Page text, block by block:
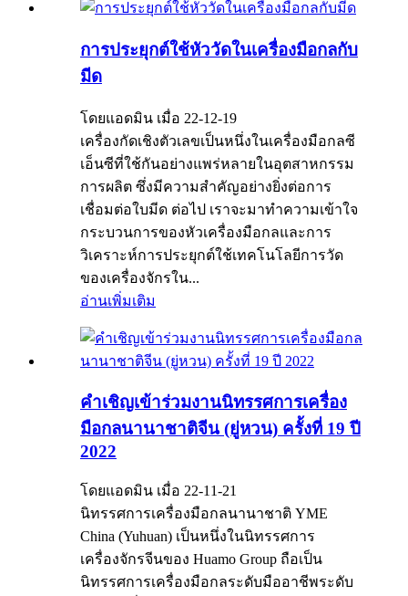
การประยุกต์ใช้หัววัดในเครื่องมือกลกับ
มีด
โดยแอดมิน เมื่อ 22-12-19
เครื่องกัดเชิงตัวเลขเป็นหนึ่งในเครื่องมือกลซี
เอ็นซีที่ใช้กันอย่างแพร่หลายในอุตสาหกรรม
การผลิต ซึ่งมีความสำคัญอย่างยิ่งต่อการ
เชื่อมต่อใบมีด ต่อไป เราจะมาทำความเข้าใจ
กระบวนการของหัวเครื่องมือกลและการ
วิเคราะห์การประยุกต์ใช้เทคโนโลยีการวัด
ของเครื่องจักรใน...
อ่านเพิ่มเติม
คำเชิญเข้าร่วมงานนิทรรศการเครื่อง
มือกลนานาชาติจีน (ยู่หวน) ครั้งที่ 19 ปี
2022
โดยแอดมิน เมื่อ 22-11-21
นิทรรศการเครื่องมือกลนานาชาติ YME
China (Yuhuan) เป็นหนึ่งในนิทรรศการ
เครื่องจักรจีนของ Huamo Group ถือเป็น
นิทรรศการเครื่องมือกลระดับมืออาชีพระดับ